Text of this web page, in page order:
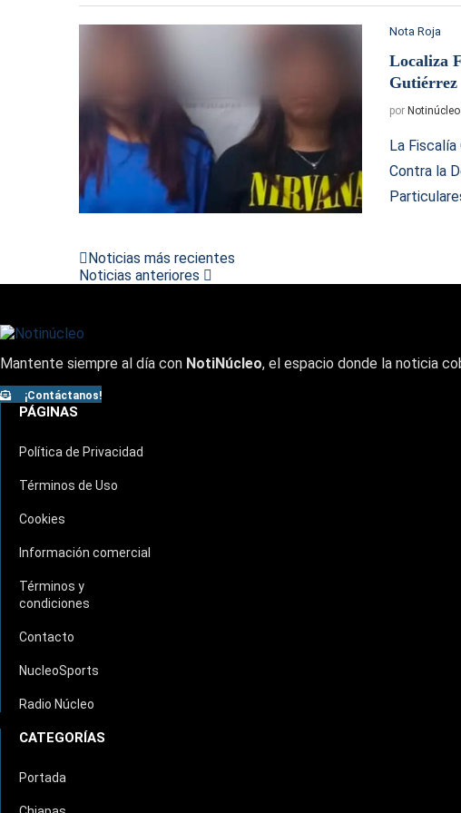
Nota Roja
Localiza
Gutiérrez
por
La
Contra la
Noticias más recientes
Noticias anteriores
Mantente siempre al día con NotiNúcleo, el espacio donde la noticia
¡Contáctanos!
PÁGINAS
Política de Privacidad
Términos de Uso
Cookies
Información comercial
Términos y
condiciones
Contacto
NucleoSports
Radio Núcleo
CATEGORÍAS
Portada